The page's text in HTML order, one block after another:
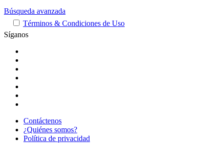
Búsqueda avanzada
Términos & Condiciones de Uso
Síganos
Contáctenos
¿Quiénes somos?
Política de privacidad